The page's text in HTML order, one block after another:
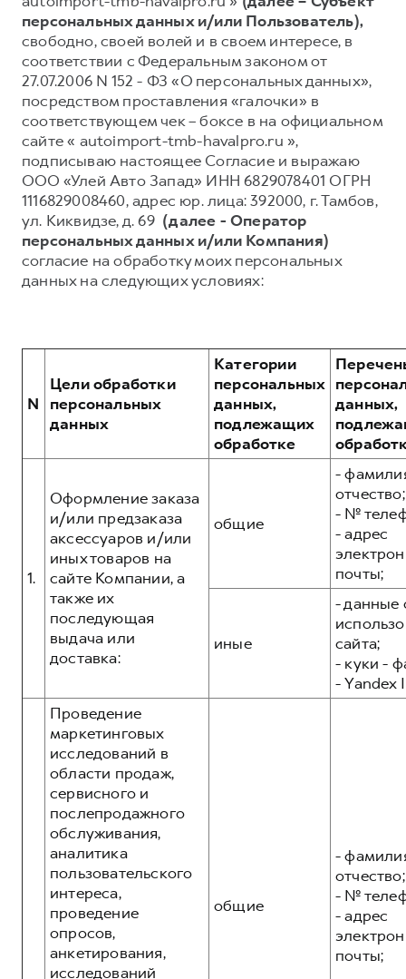
H7 H9
от 4 799 000 ₽
Тест-драйв
Трейд-ин
КРЕДИТ И СТРАХОВАНИЕ
Кредитный калькулятор
Страхование
Кредит
КОРПОРАТИВНЫМ КЛИЕНТАМ
Для малого бизнеса
Крупным корпоративным клиентам
Система управления автопарком
Сервис для корпоративных клиентов
АКСЕССУАРЫ HAVAL
Автомобильные аксессуары
Коллекция PRO
Коллекция Базовая
Коллекция Детская
СЕРВИСНОЕ ОБСЛУЖИВАНИЕ
Нулевое ТО
Программа «Помощь на дороге»
Регламенты технического обслуживания
Электронный ПТС
ПОДДЕРЖКА
GWM Безопасность
Гарантия HAVAL
Мобильное приложение GWM
Руководства по эксплуатации
Подписки
АКСЕССУАРЫ HAVAL
Коллекция PRO
Коллекция Базовая
Коллекция Детская
О дилере
Наша команда
Контакты
персональных данных и/или Пользователь),
свободно, своей волей и в своем интересе, в
соответствии с Федеральным законом от
27.07.2006 N 152 - ФЗ «О персональных данных»,
посредством проставления «галочки» в
соответствующем чек – боксе в на официальном
сайте « autoimport-tmb-havalpro.ru »,
подписываю настоящее Согласие и выражаю
ООО «Улей Авто Запад» ИНН 6829078401 ОГРН
1116829008460, адрес юр. лица: 392000, г. Тамбов,
ул. Киквидзе, д. 69 (далее - Оператор
персональных данных и/или Компания)
согласие на обработку моих персональных
данных на следующих условиях:
N
Цели обработки
персональных
данных
Категории
персональных
данных,
подлежащих
обработке
данных,
1.
Оформление заказа
и/или предзаказа
аксессуаров и/или
иных товаров на
сайте Компании, а
также их
последующая
выдача или
доставка:
общие
-
отчество;
- №
- адрес
почты;
иные
- данные
сайта;
- куки -
- Yandex
Проведение
маркетинговых
исследований в
области продаж,
сервисного и
послепродажного
обслуживания,
аналитика
пользовательского
интереса,
проведение
опросов,
анкетирования,
исследований
общие
-
отчество;
- №
- адрес
почты;